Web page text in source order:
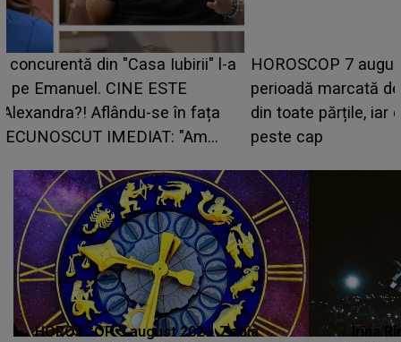
HOROSCOP 7 august 2026. Zodia care intră într-o
perioadă marcată de încercări. Problemele se adună
din toate părțile, iar o veste neașteptată îi dă planurile
peste cap
HOROSCOP 5 august 2026. Zodia
Irina